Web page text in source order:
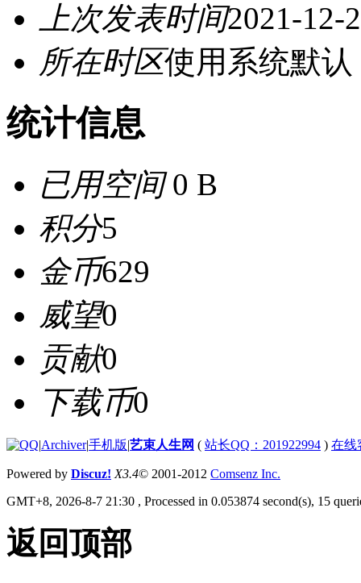
上次发表时间2021-12-
所在时区使用系统默认
统计信息
已用空间0 B
积分5
金币629
威望0
贡献0
下载币0
|Archiver|手机版|艺束人生网 ( 站长QQ：201922994 ) 在线
Powered by Discuz! X3.4© 2001-2012 Comsenz Inc.
GMT+8, 2026-8-7 21:30 , Processed in 0.053874 second(s), 15
返回顶部